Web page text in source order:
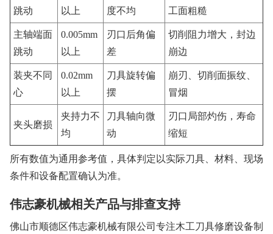
跳动
以上
度不均
工面粗糙
主轴端面
跳动
0.005mm
以上
刃口后角偏
差
切削阻力增大，封边
崩边
装夹不同
心
0.02mm
以上
刀具旋转偏
摆
崩刃、切削面振纹、
冒烟
夹头磨损
夹持力不
均
刀具轴向微
动
刃口局部灼伤，寿命
缩短
所有数值为通用参考值，具体判定以实际刀具、材料、现场
条件和设备配置确认为准。
伟志豪机械相关产品与排查支持
佛山市顺德区伟志豪机械有限公司专注木工刀具修磨设备制